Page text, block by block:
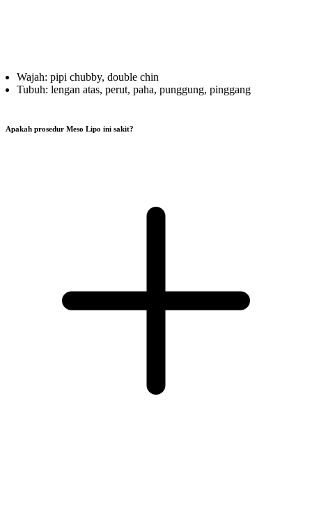
Wajah: pipi chubby, double chin
Tubuh: lengan atas, perut, paha, punggung, pinggang
Apakah prosedur Meso Lipo ini sakit?